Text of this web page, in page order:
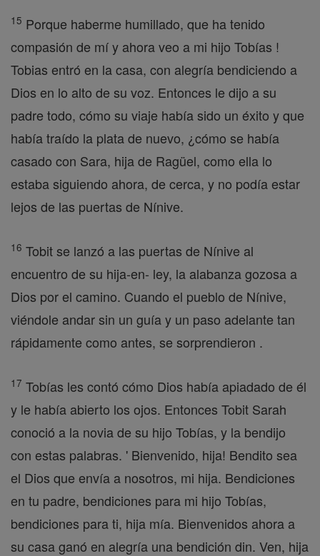
15 Porque haberme humillado, que ha tenido
compasión de mí y ahora veo a mi hijo Tobías !
Tobias entró en la casa, con alegría bendiciendo a
Dios en lo alto de su voz. Entonces le dijo a su
padre todo, cómo su viaje había sido un éxito y que
había traído la plata de nuevo, ¿cómo se había
casado con Sara, hija de Ragüel, como ella lo
estaba siguiendo ahora, de cerca, y no podía estar
lejos de las puertas de Nínive.
16 Tobit se lanzó a las puertas de Nínive al
encuentro de su hija-en- ley, la alabanza gozosa a
Dios por el camino. Cuando el pueblo de Nínive,
viéndole andar sin un guía y un paso adelante tan
rápidamente como antes, se sorprendieron .
17 Tobías les contó cómo Dios había apiadado de él
y le había abierto los ojos. Entonces Tobit Sarah
conoció a la novia de su hijo Tobías, y la bendijo
con estas palabras. ' Bienvenido, hija! Bendito sea
el Dios que envía a nosotros, mi hija. Bendiciones
en tu padre, bendiciones para mi hijo Tobías,
bendiciones para ti, hija mía. Bienvenidos ahora a
su casa ganó en alegría una bendición din. Ven, hija